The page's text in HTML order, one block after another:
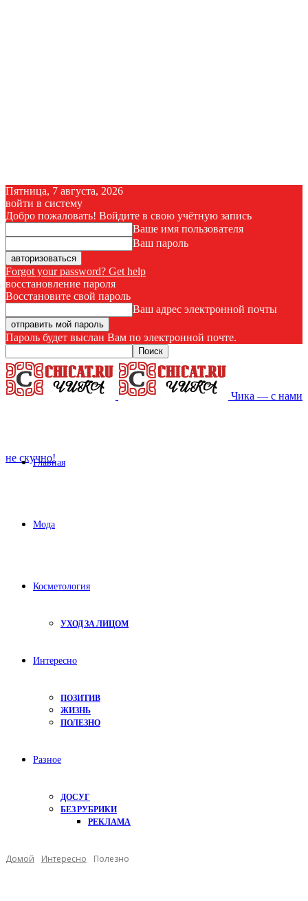
Пятница, 7 августа, 2026
войти в систему
Добро пожаловать! Войдите в свою учётную запись
Ваше имя пользователя
Ваш пароль
Forgot your password? Get help
восстановление пароля
Восстановите свой пароль
Ваш адрес электронной почты
Пароль будет выслан Вам по электронной почте.
Чика — с нами
не скучно!
Главная
Мода
Косметология
УХОД ЗА ЛИЦОМ
Интересно
ПОЗИТИВ
ЖИЗНЬ
ПОЛЕЗНО
Разное
ДОСУГ
БЕЗ РУБРИКИ
РЕКЛАМА
Домой Интересно Полезно